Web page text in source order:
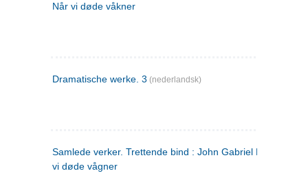
Når vi døde våkner
Dramatische werke. 3 (nederlandsk)
Samlede verker. Trettende bind : John Gabriel Borkman ;
vi døde vågner